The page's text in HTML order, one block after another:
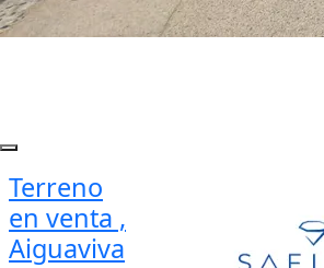
Terreno
en venta ,
Aiguaviva